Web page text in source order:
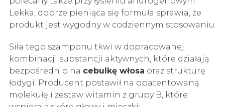
Lekka, dobrze pieniąca się formuła sprawia, że
produkt jest wygodny w codziennym stosowaniu.
Siła tego szamponu tkwi w dopracowanej
kombinacji substancji aktywnych, które działają
bezpośrednio na cebulkę włosa oraz strukturę
łodygi. Producent postawił na opatentowaną
molekułę i zestaw witamin z grupy B, które